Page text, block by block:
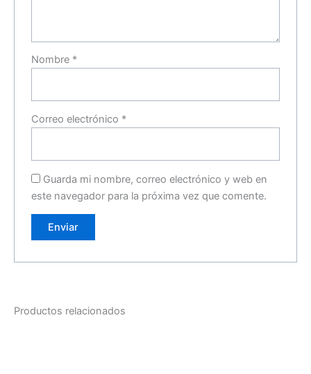
Nombre *
Correo electrónico *
Guarda mi nombre, correo electrónico y web en
este navegador para la próxima vez que comente.
Productos relacionados